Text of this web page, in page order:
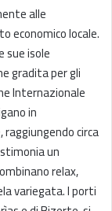
alle
economico locale.
sue isole
gradita per gli
Internazionale
in
circa
un
relax,
variegata. I porti